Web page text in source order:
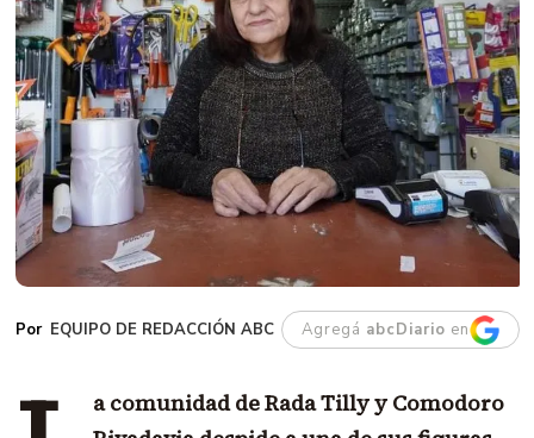
EQUIPO DE REDACCIÓN ABC Agregá abcDiario en
a comunidad de Rada Tilly y Comodoro